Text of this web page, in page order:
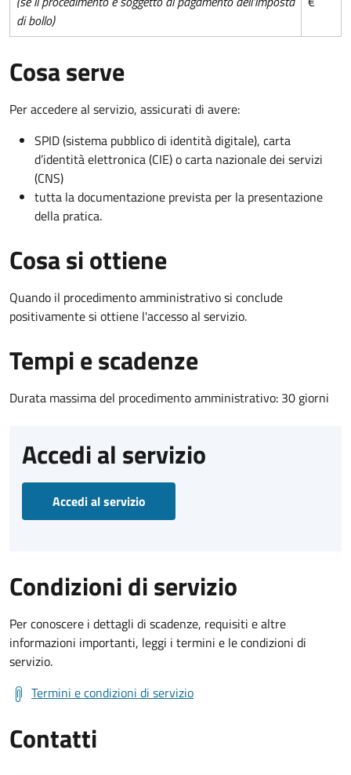
di bollo)
Cosa serve
Per accedere al servizio, assicurati di avere:
SPID (sistema pubblico di identità digitale), carta
d’identità elettronica (CIE) o carta nazionale dei servizi
(CNS)
tutta la documentazione prevista per la presentazione
della pratica.
Cosa si ottiene
Quando il procedimento amministrativo si conclude
positivamente si ottiene l'accesso al servizio.
Tempi e scadenze
Durata massima del procedimento amministrativo: 30 giorni
Accedi al servizio
Accedi al servizio
Condizioni di servizio
Per conoscere i dettagli di scadenze, requisiti e altre
informazioni importanti, leggi i termini e le condizioni di
servizio.
Termini e condizioni di servizio
Contatti